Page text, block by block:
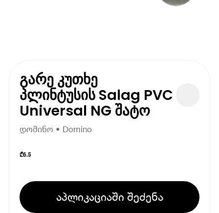
გარე კუთხე
პლინტუსის Salag PVC
Universal NG შატო
დომინო • Domino
₾6.5
აპლიკაციაში შეძენა